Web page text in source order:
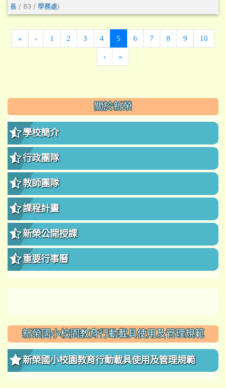
長 / 83 / 學務處)
« ‹ 1 2 3 4 5 (current)
6 7 8 9 10
› »
::: 關於新榮
學校簡介
行政團隊
教師團隊
課程計畫
新榮公開授課
重要行事曆
新榮國小校園教育行動載具使用及管理規範
新榮國小校園教育行動載具使用及管理規範